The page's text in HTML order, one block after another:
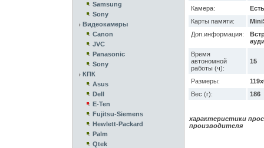
Samsung
Sony
Видеокамеры
Canon
JVC
Panasonic
Sony
КПК
Asus
Dell
E-Ten
Fujitsu-Siemens
Hewlett-Packard
Palm
Qtek
Камера:
Карты памяти:
Доп.информация:
Время
автономной
работы (ч):
15
Размеры:
Вес (г):
186
характеристики
производителя